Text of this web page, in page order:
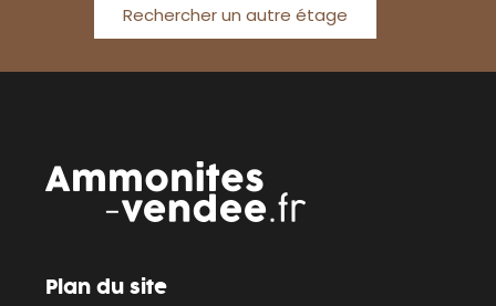
Rechercher un autre étage
Plan du site